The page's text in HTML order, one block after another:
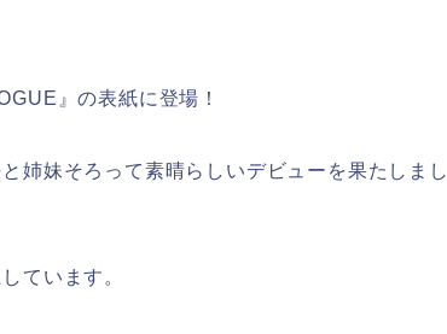
』の表紙に登場！
姉妹そろって素晴らしいデビューを果たしまし
ています。